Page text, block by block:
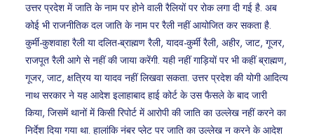
उत्तर प्रदेश में जाति के नाम पर होने वाली रैलियों पर रोक लगा दी गई है. अब
कोई भी राजनीतिक दल जाति के नाम पर रैली नहीं आयोजित कर सकता है.
कुर्मी-कुशवाहा रैली या दलित-ब्राह्मण रैली, यादव-कुर्मी रैली, अहीर, जाट, गूजर,
राजपूत रैली आगे से नहीं की जाया करेंगी. यही नहीं गाड़ियों पर भी कहीं ब्राह्मण,
गूजर, जाट, क्षत्रिय या यादव नहीं लिखवा सकता. उत्तर प्रदेश की योगी आदित्य
नाथ सरकार ने यह आदेश इलाहाबाद हाई कोर्ट के उस फैसले के बाद जारी
किया, जिसमें थानों में किसी रिपोर्ट में आरोपी की जाति का उल्लेख नहीं करने का
निर्देश दिया गया था. हालांकि नंबर प्लेट पर जाति का उल्लेख न करने के आदेश